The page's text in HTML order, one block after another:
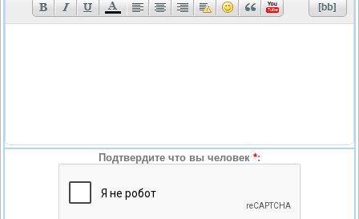
Подтвердите что вы человек *: